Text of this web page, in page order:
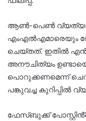
ആൺ-പെൺ
എംഎൽഎമാരെയും
ചെയ്തത്. ഇതിൽ
അനൗചിത്യം
പൊറുക്കണമെന്ന്
പങ്കുവച്ച കുറിപ്പിൽ
ഫേസ്ബുക്ക്